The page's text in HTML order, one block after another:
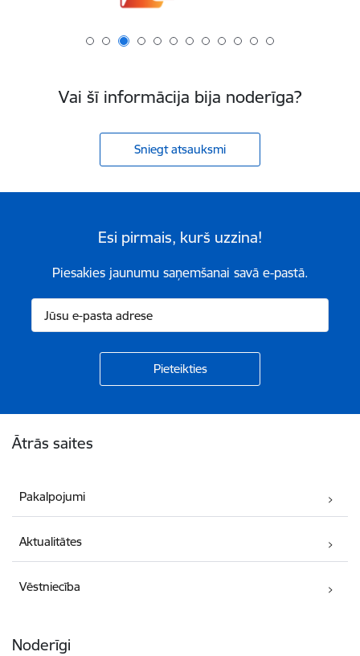
Vai šī informācija bija noderīga?
Sniegt atsauksmi
Esi pirmais, kurš uzzina!
Piesakies jaunumu saņemšanai savā e-pastā.
Ātrās saites
Pakalpojumi
Aktualitātes
Vēstniecība
Noderīgi